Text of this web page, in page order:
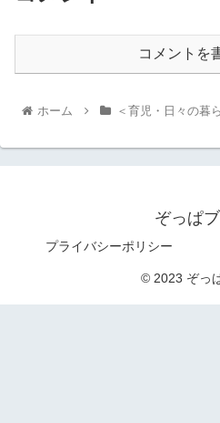
コメントを
ホーム ＜育児・日々の暮
ぞっぱ
プライバシーポリシー
© 2023 ぞっ